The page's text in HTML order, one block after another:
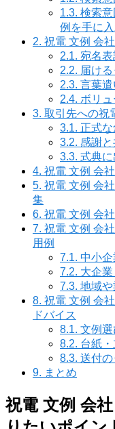
1.3. 検索
例を手に
2. 祝電 文例 会
2.1. 宛名
2.2. 届け
2.3. 言葉
2.4. ボリ
3. 取引先への祝
3.1. 正式
3.2. 感謝と
3.3. 式典に
4. 祝電 文例 会
5. 祝電 文例 会
集
6. 祝電 文例 会
7. 祝電 文例 会
用例
7.1. 中小企
7.2. 大企
7.3. 地域
8. 祝電 文例 会
ドバイス
8.1. 文例選
8.2. 台紙
8.3. 送付
9. まとめ
祝電 文例 会